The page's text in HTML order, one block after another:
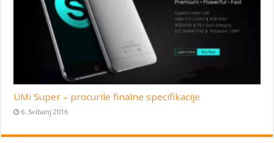
UMi Super – procurile finalne specifikacije
6. Svibanj 2016